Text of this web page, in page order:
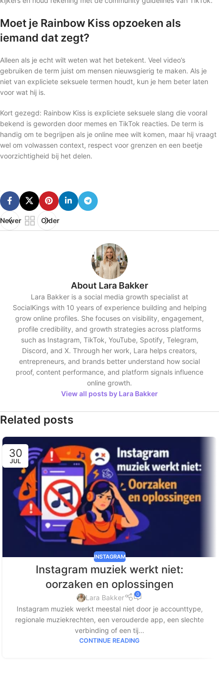
Moet je Rainbow Kiss opzoeken als
iemand dat zegt?
Alleen als je echt wilt weten wat het betekent. Veel video’s
gebruiken de term juist om mensen nieuwsgierig te maken. Als je
niet van expliciete seksuele termen houdt, kun je hem beter laten
voor wat hij is.
Kort gezegd: Rainbow Kiss is expliciete seksuele slang die vooral
bekend is geworden door memes en TikTok reacties. De term is
handig om te begrijpen als je online mee wilt komen, maar hij vraagt
wel om volwassen context, respect voor grenzen en een beetje
voorzichtigheid bij het delen.
Newer Older
About Lara Bakker
Lara Bakker is a social media growth specialist at
SocialKings with 10 years of experience building and helping
grow online profiles. She focuses on visibility, engagement,
profile credibility, and growth strategies across platforms
such as Instagram, TikTok, YouTube, Spotify, Telegram,
Discord, and X. Through her work, Lara helps creators,
entrepreneurs, and brands better understand how social
proof, content performance, and platform signals influence
online growth.
View all posts by Lara Bakker
Related posts
30
JUL
INSTAGRAM
Instagram muziek werkt niet:
oorzaken en oplossingen
Lara Bakker 0
Instagram muziek werkt meestal niet door je accounttype,
regionale muziekrechten, een verouderde app, een slechte
verbinding of een tij...
CONTINUE READING